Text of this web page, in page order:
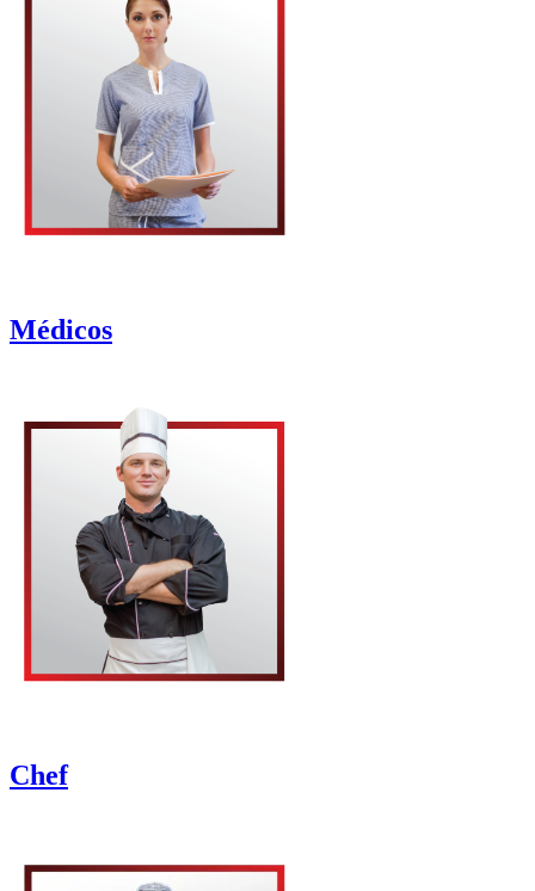
Médicos
Chef